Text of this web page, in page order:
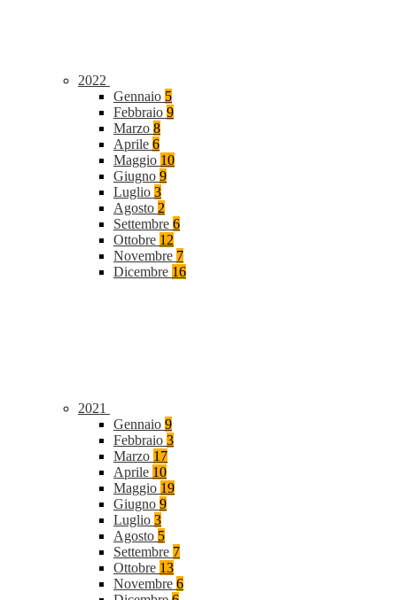
2022
Gennaio 5
Febbraio 9
Marzo 8
Aprile 6
Maggio 10
Giugno 9
Luglio 3
Agosto 2
Settembre 6
Ottobre 12
Novembre 7
Dicembre 16
2021
Gennaio 9
Febbraio 3
Marzo 17
Aprile 10
Maggio 19
Giugno 9
Luglio 3
Agosto 5
Settembre 7
Ottobre 13
Novembre 6